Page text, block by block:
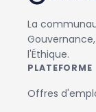
La
l'Éthique.
PLATEFORME
Offres